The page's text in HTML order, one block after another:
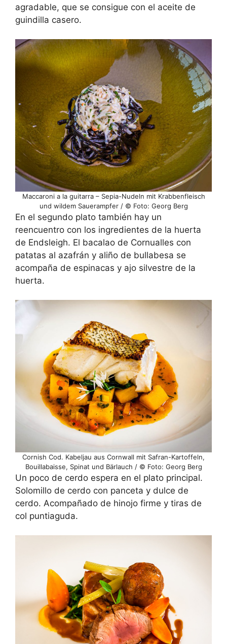
agradable, que se consigue con el aceite de
guindilla casero.
Maccaroni a la guitarra – Sepia-Nudeln mit Krabbenfleisch
und wildem Sauerampfer / © Foto: Georg Berg
En el segundo plato también hay un
reencuentro con los ingredientes de la huerta
de Endsleigh. El bacalao de Cornualles con
patatas al azafrán y aliño de bullabesa se
acompaña de espinacas y ajo silvestre de la
huerta.
Cornish Cod. Kabeljau aus Cornwall mit Safran-Kartoffeln,
Bouillabaisse, Spinat und Bärlauch / © Foto: Georg Berg
Un poco de cerdo espera en el plato principal.
Solomillo de cerdo con panceta y dulce de
cerdo. Acompañado de hinojo firme y tiras de
col puntiaguda.